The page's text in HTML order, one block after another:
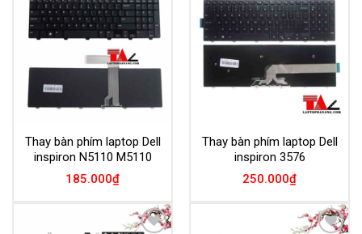
Add to
Wishlist
Thay bàn phím laptop Dell
inspiron N5110 M5110
185.000₫
Add to
Wishlist
Thay bàn phím laptop Dell
inspiron 3576
250.000₫